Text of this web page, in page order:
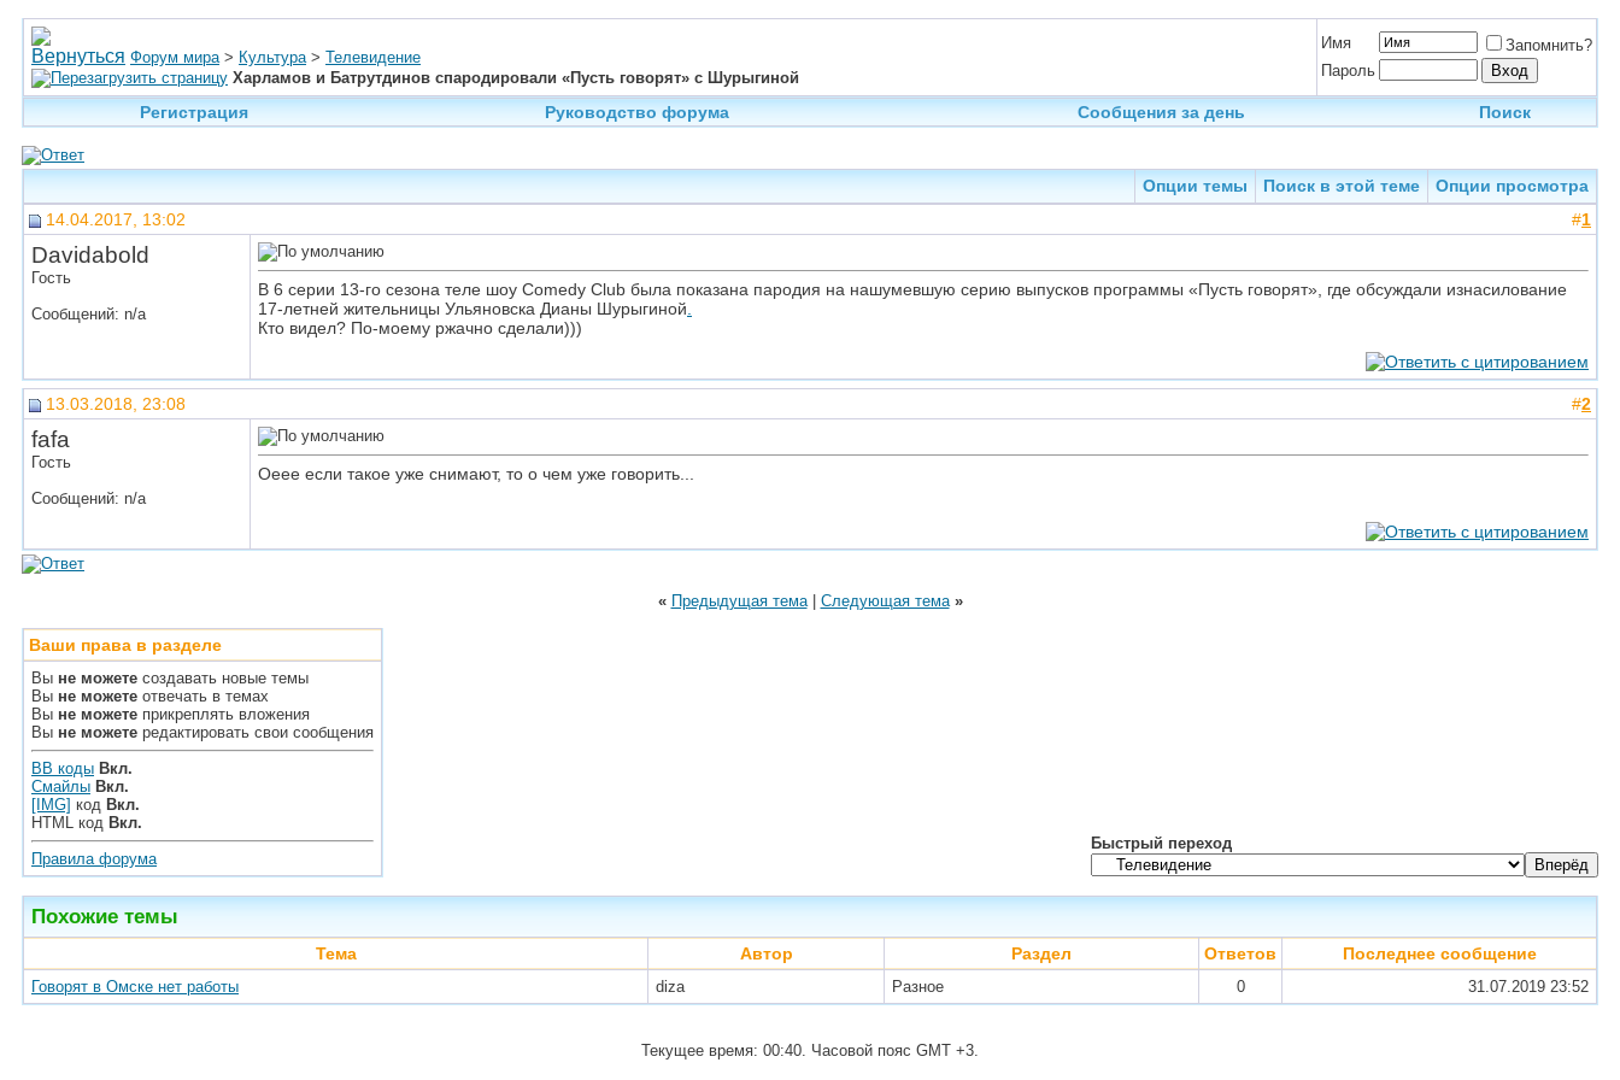
Форум мира > Культура > Телевидение
Харламов и Батрутдинов спародировали «Пусть говорят» с Шурыгиной
Имя
Запомнить?
Пароль
Регистрация Руководство форума Сообщения за день Поиск
Опции темы Поиск в этой теме
Опции просмотра
14.04.2017, 13:02
#1
Davidabold
Гость
Сообщений: n/a
В 6 серии 13-го сезона теле шоу Comedy Club была показана пародия на нашумевшую серию выпусков программы «Пусть говорят», где обсуждали изнасилование
17-летней жительницы Ульяновска Дианы Шурыгиной
Кто видел? По-моему ржачно сделали)))
13.03.2018, 23:08 #2
fafa
Гость
Сообщений: n/a
Оеее если такое уже снимают, то о чем уже говорить...
« Предыдущая тема| Следующая тема »
Ваши права в разделе
Вы не можете создавать новые темы
Вы не можете отвечать в темах
Вы не можете прикреплять вложения
Вы не можете редактировать свои сообщения
BB коды Вкл.
Смайлы Вкл.
[IMG] код Вкл.
HTML код Вкл.
Правила форума
Быстрый переход
Похожие темы
Тема Автор Раздел Ответов Последнее сообщение
Говорят в Омске нет работы diza Разное 0 31.07.2019 23:52
Текущее время: 00:40. Часовой пояс GMT +3.